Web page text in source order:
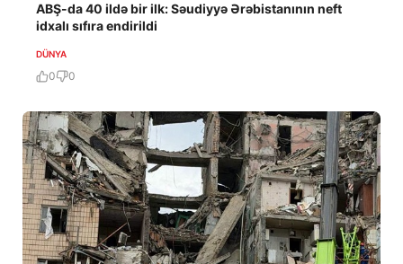
ABŞ-da 40 ildə bir ilk: Səudiyyə Ərəbistanının neft
idxalı sıfıra endirildi
DÜNYA
0 0